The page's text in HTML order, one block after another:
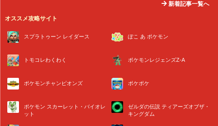
新着記事一覧へ
オススメ攻略サイト
スプラトゥーン レイダース ぽこ あ ポケモン
トモコレわくわく ポケモンレジェンズZ-A
ポケモンチャンピオンズ ポケポケ
ポケモン スカーレット・バイオレ
ット
ゼルダの伝説 ティアーズオブザ・
キングダム